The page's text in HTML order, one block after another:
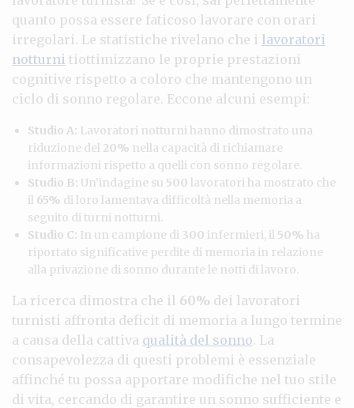
quanto possa essere faticoso lavorare con orari
irregolari. Le statistiche rivelano che i lavoratori
notturni tiottimizzano le proprie prestazioni
cognitive rispetto a coloro che mantengono un
ciclo di sonno regolare. Eccone alcuni esempi:
Studio A: Lavoratori notturni hanno dimostrato una
riduzione del 20% nella capacità di richiamare
informazioni rispetto a quelli con sonno regolare.
Studio B: Un’indagine su 500 lavoratori ha mostrato che
il 65% di loro lamentava difficoltà nella memoria a
seguito di turni notturni.
Studio C: In un campione di 300 infermieri, il 50% ha
riportato significative perdite di memoria in relazione
alla privazione di sonno durante le notti di lavoro.
La ricerca dimostra che il 60% dei lavoratori
turnisti affronta deficit di memoria a lungo termine
a causa della cattiva qualità del sonno. La
consapevolezza di questi problemi è essenziale
affinché tu possa apportare modifiche nel tuo stile
di vita, cercando di garantire un sonno sufficiente e